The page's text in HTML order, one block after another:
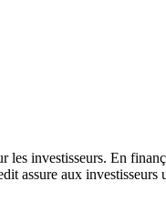
investisseurs. En
assure aux